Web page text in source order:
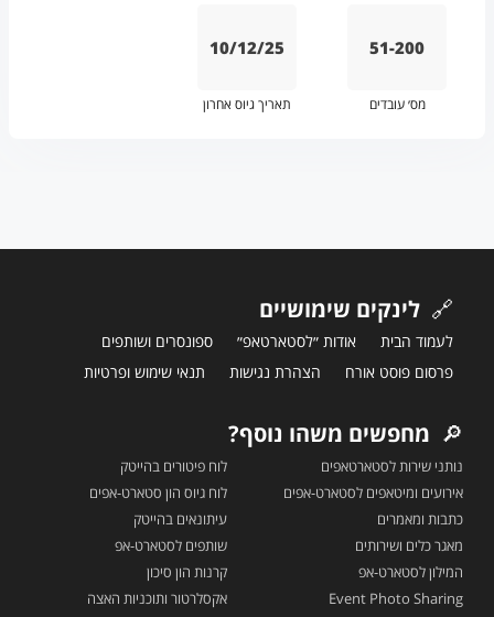
51-200
מס׳ עובדים
10/12/25
תאריך גיוס אחרון
🔗 לינקים שימושיים
לעמוד הבית אודות ״לסטארטאפ״
ספונסרים ושותפים
פרסום פוסט אורח
הצהרת נגישות תנאי שימוש ופרטיות
🔎 מחפשים משהו נוסף?
נותני שירות לסטארטאפים
אירועים ומיטאפים לסטארט-אפים
כתבות ומאמרים
מאגר כלים ושירותים
המילון לסטארט-אפ
Event Photo Sharing
לוח פיטורים בהייטק
לוח גיוס הון סטארט-אפים
עיתונאים בהייטק
שותפים לסטארט-אפ
קרנות הון סיכון
אקסלרטור ותוכניות האצה